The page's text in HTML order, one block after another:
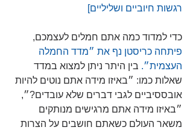
רגשות חיוביים ושליליים]
כדי למדוד כמה אתם חמלים לעצמכם,
פיתחה כריסטן נף את ״מדד החמלה
העצמית״. בין היתר ניתן למצוא במדד
שאלות כמו: ״באיזו מידה אתם נוטים להיות
אובססיביים לגבי דברים שלא עובדים?״,
״באיזו מידה אתם מרגישים מנותקים
משאר העולם כשאתם חושבים על הצרות